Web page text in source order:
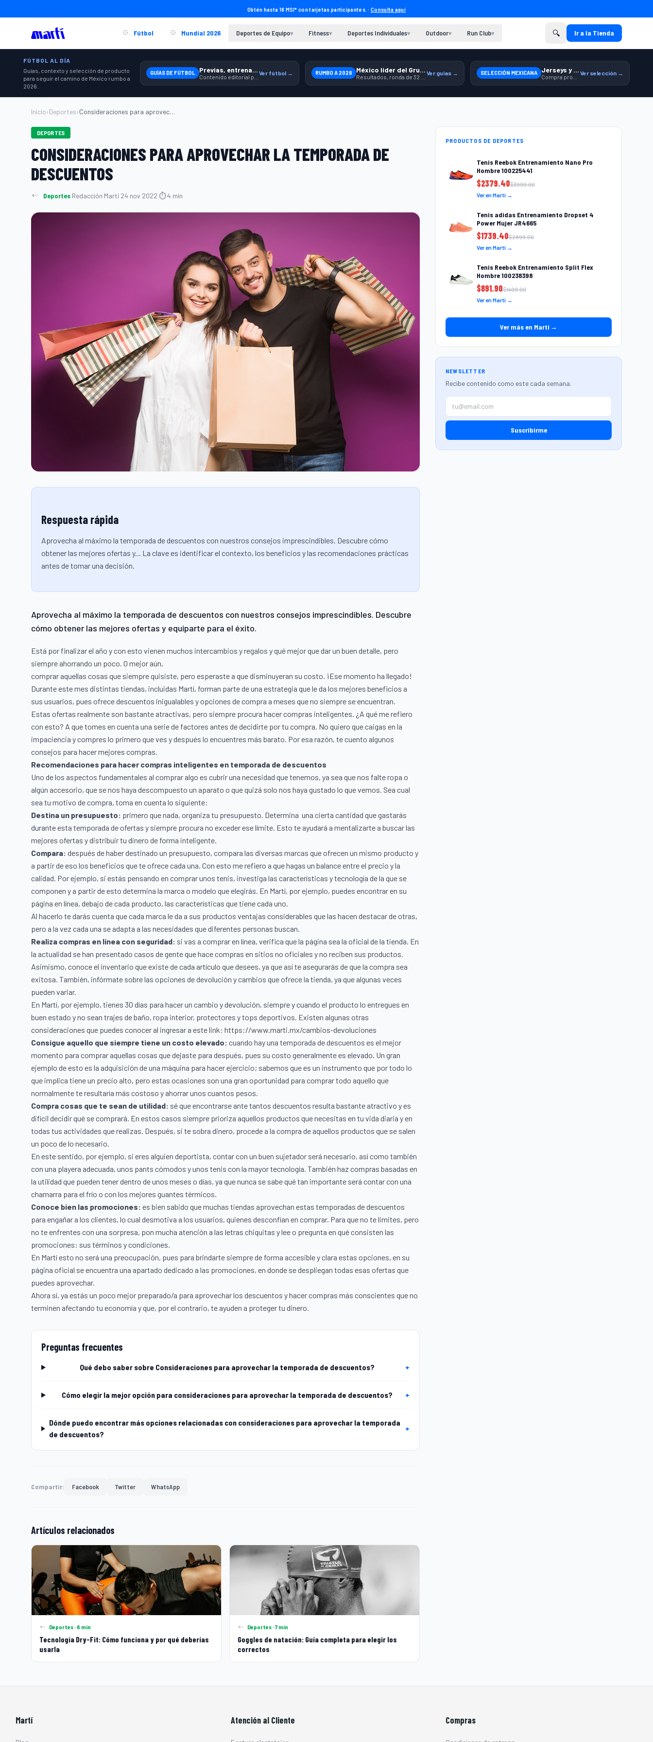
Obtén hasta 18 MSI* con tarjetas participantes. ·Consulta aquí
Fútbol Mundial 2026 Deportes de Equipo▾ Fitness▾ Deportes Individuales▾ Outdoor▾ Run Club▾ 🔍 Ir a la Tienda
FÚTBOL AL DÍA
Guías, contexto y selección de producto
para seguir el camino de México rumbo a
2026.
GUÍAS DE FÚTBOL Previas, entrenamiento y producto Ver fútbol → RUMBO A 2026 México líder del Grupo A Ver guías → SELECCIÓN MEXICANA Jerseys y equipamiento relacionado Ver selección →
Inicio›Deportes› Consideraciones para aprovechar la tempo...
DEPORTES
CONSIDERACIONES PARA APROVECHAR LA TEMPORADA DE
DESCUENTOS
Deportes·Redacción Martí·24 nov 2022·⏱ 4 min
Respuesta rápida
Aprovecha al máximo la temporada de descuentos con nuestros consejos imprescindibles. Descubre cómo
obtener las mejores ofertas y... La clave es identificar el contexto, los beneficios y las recomendaciones prácticas
antes de tomar una decisión.
Aprovecha al máximo la temporada de descuentos con nuestros consejos imprescindibles. Descubre
cómo obtener las mejores ofertas y equiparte para el éxito.
Está por finalizar el año y con esto vienen muchos intercambios y regalos y qué mejor que dar un buen detalle, pero
siempre ahorrando un poco. O mejor aún,
comprar aquellas cosas que siempre quisiste, pero esperaste a que disminuyeran su costo. ¡Ese momento ha llegado!
Durante este mes distintas tiendas, incluidas Martí, forman parte de una estrategia que le da los mejores beneficios a
sus usuarios, pues ofrece descuentos inigualables y opciones de compra a meses que no siempre se encuentran.
Estas ofertas realmente son bastante atractivas, pero siempre procura hacer compras inteligentes. ¿A qué me refiero
con esto? A que tomes en cuenta una serie de factores antes de decidirte por tu compra. No quiero que caigas en la
impaciencia y compres lo primero que ves y después lo encuentres más barato. Por esa razón, te cuento algunos
consejos para hacer mejores compras.
Recomendaciones para hacer compras inteligentes en temporada de descuentos
Uno de los aspectos fundamentales al comprar algo es cubrir una necesidad que tenemos, ya sea que nos falte ropa o
algún accesorio, que se nos haya descompuesto un aparato o que quizá solo nos haya gustado lo que vemos. Sea cual
sea tu motivo de compra, toma en cuenta lo siguiente:
Destina un presupuesto: primero que nada, organiza tu presupuesto. Determina una cierta cantidad que gastarás
durante esta temporada de ofertas y siempre procura no exceder ese límite. Esto te ayudará a mentalizarte a buscar las
mejores ofertas y distribuir tu dinero de forma inteligente.
Compara: después de haber destinado un presupuesto, compara las diversas marcas que ofrecen un mismo producto y
a partir de eso los beneficios que te ofrece cada una. Con esto me refiero a que hagas un balance entre el precio y la
calidad. Por ejemplo, si estás pensando en comprar unos tenis, investiga las características y tecnología de la que se
componen y a partir de esto determina la marca o modelo que elegirás. En Martí, por ejemplo, puedes encontrar en su
página en línea, debajo de cada producto, las características que tiene cada uno.
Al hacerlo te darás cuenta que cada marca le da a sus productos ventajas considerables que las hacen destacar de otras,
pero a la vez cada una se adapta a las necesidades que diferentes personas buscan.
Realiza compras en línea con seguridad: si vas a comprar en línea, verifica que la página sea la oficial de la tienda. En
la actualidad se han presentado casos de gente que hace compras en sitios no oficiales y no reciben sus productos.
Asimismo, conoce el inventario que existe de cada artículo que desees, ya que así te asegurarás de que la compra sea
exitosa. También, infórmate sobre las opciones de devolución y cambios que ofrece la tienda, ya que algunas veces
pueden variar.
En Martí, por ejemplo, tienes 30 días para hacer un cambio y devolución, siempre y cuando el producto lo entregues en
buen estado y no sean trajes de baño, ropa interior, protectores y tops deportivos. Existen algunas otras
consideraciones que puedes conocer al ingresar a este link: https://www.marti.mx/cambios-devoluciones
Consigue aquello que siempre tiene un costo elevado: cuando hay una temporada de descuentos es el mejor
momento para comprar aquellas cosas que dejaste para después, pues su costo generalmente es elevado. Un gran
ejemplo de esto es la adquisición de una máquina para hacer ejercicio; sabemos que es un instrumento que por todo lo
que implica tiene un precio alto, pero estas ocasiones son una gran oportunidad para comprar todo aquello que
normalmente te resultaría más costoso y ahorrar unos cuantos pesos.
Compra cosas que te sean de utilidad: sé que encontrarse ante tantos descuentos resulta bastante atractivo y es
difícil decidir qué se comprará. En estos casos siempre prioriza aquellos productos que necesitas en tu vida diaria y en
todas tus actividades que realizas. Después, si te sobra dinero, procede a la compra de aquellos productos que se salen
un poco de lo necesario.
En este sentido, por ejemplo, si eres alguien deportista, contar con un buen sujetador será necesario, así como también
con una playera adecuada, unos pants cómodos y unos tenis con la mayor tecnología. También haz compras basadas en
la utilidad que pueden tener dentro de unos meses o días, ya que nunca se sabe qué tan importante será contar con una
chamarra para el frío o con los mejores guantes térmicos.
Conoce bien las promociones: es bien sabido que muchas tiendas aprovechan estas temporadas de descuentos
para engañar a los clientes, lo cual desmotiva a los usuarios, quienes desconfían en comprar. Para que no te limites, pero
no te enfrentes con una sorpresa, pon mucha atención a las letras chiquitas y lee o pregunta en qué consisten las
promociones: sus términos y condiciones.
En Martíesto no será una preocupación, pues para brindarte siempre de forma accesible y clara estas opciones, en su
página oficial se encuentra una apartado dedicado a las promociones, en donde se despliegan todas esas ofertas que
puedes aprovechar.
Ahora sí, ya estás un poco mejor preparado/a para aprovechar los descuentos y hacer compras más conscientes que no
terminen afectando tu economía y que, por el contrario, te ayuden a proteger tu dinero.
Preguntas frecuentes
Qué debo saber sobre Consideraciones para aprovechar la temporada de descuentos? +
Cómo elegir la mejor opción para consideraciones para aprovechar la temporada de descuentos? +
Dónde puedo encontrar más opciones relacionadas con consideraciones para aprovechar la temporada
de descuentos?
+
Compartir: Facebook Twitter WhatsApp
Artículos relacionados
Deportes · 6 min
Tecnología Dry-Fit: Cómo funciona y por qué deberías
usarla
Deportes · 7 min
Goggles de natación: Guía completa para elegir los
correctos
PRODUCTOS DE DEPORTES
Tenis Reebok Entrenamiento Nano Pro
Hombre 100225441
$2379.40$3999.00
Ver en Martí →
Tenis adidas Entrenamiento Dropset 4
Power Mujer JR4665
$1739.40$2899.00
Ver en Martí →
Tenis Reebok Entrenamiento Split Flex
Hombre 100238398
$891.90$1499.00
Ver en Martí →
Ver más en Martí →
NEWSLETTER
Recibe contenido como este cada semana.
Suscribirme
Martí Atención al Cliente Compras